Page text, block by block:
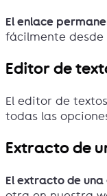
El enlace
fácilmente
Editor de
El editor de
todas las
Extracto de
El extracto de